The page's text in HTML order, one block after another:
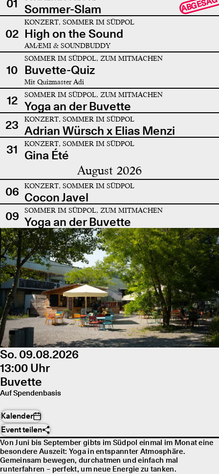
01 Sommer-Slam
02
KONZERT, SOMMER IM SÜDPOL
High on the Sound
AMÆMI & SOUNDBUDDY
10
SOMMER IM SÜDPOL, ZUM MITMACHEN
Buvette-Quiz
Mit Quizmaster Adi
12 SOMMER IM SÜDPOL, ZUM MITMACHEN
Yoga an der Buvette
23
KONZERT, SOMMER IM SÜDPOL
Adrian Würsch x Elias Menzi
31
KONZERT, SOMMER IM SÜDPOL
Gina Été
August 2026
06 KONZERT, SOMMER IM SÜDPOL
Cocon Javel
09
SOMMER IM SÜDPOL, ZUM MITMACHEN
Yoga an der Buvette
So. 09.08.2026
13:00 Uhr
Buvette
Auf Spendenbasis
Kalender
Event teilen
Von Juni bis September gibts im Südpol einmal im Monat eine
besondere Auszeit: Yoga in entspannter Atmosphäre.
Gemeinsam bewegen, durchatmen und einfach mal
runterfahren – perfekt, um neue Energie zu tanken.